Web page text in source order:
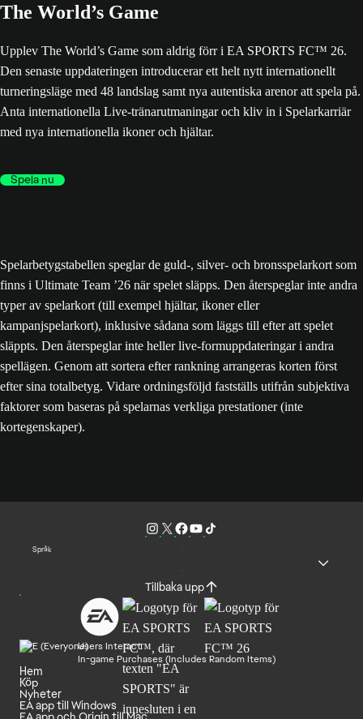
The World’s Game
Upplev The World’s Game som aldrig förr i EA SPORTS FC™ 26.
Den senaste uppdateringen introducerar ett helt nytt internationellt
turneringsläge med 48 landslag samt nya autentiska arenor att spela på.
Anta internationella Live-tränarutmaningar och kliv in i Spelarkarriär
med nya internationella ikoner och hjältar.
Spela nu
Spelarbetygstabellen speglar de guld-, silver- och bronsspelarkort som
finns i Ultimate Team ’26 när spelet släpps. Den återspeglar inte andra
typer av spelarkort (till exempel hjältar, ikoner eller
kampanjspelarkort), inklusive sådana som läggs till efter att spelet
släppts. Den återspeglar inte heller live-formuppdateringar i andra
spellägen. Genom att sortera efter rankning arrangeras korten först
efter sina totalbetyg. Vidare ordningsföljd fastställs utifrån subjektiva
faktorer som baseras på spelarnas verkliga prestationer (inte
kortegenskaper).
Språk
Tillbaka upp
Users Interact
In-game Purchases (Includes Random Items)
Hem
Köp
Nyheter
EA app till Windows